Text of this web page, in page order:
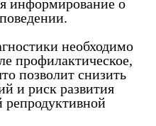
информирование о
необходимо
профилактическое,
позволит снизить
и риск развития